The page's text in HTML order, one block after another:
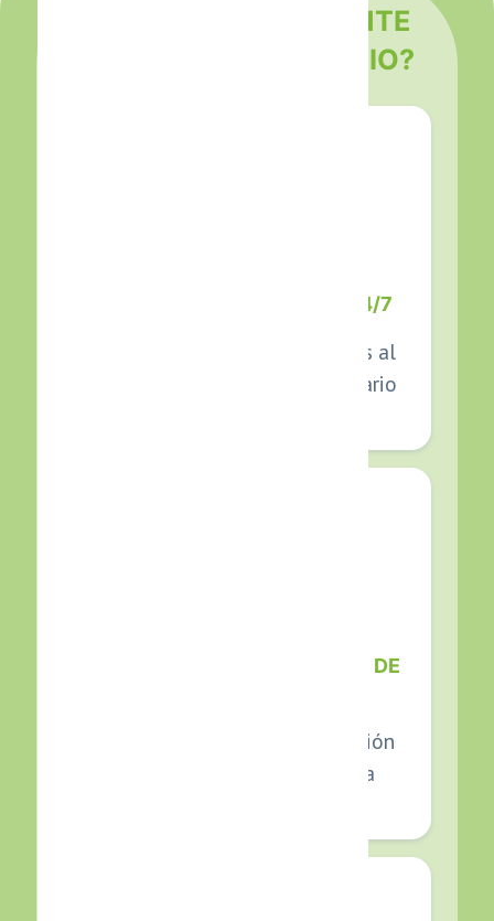
¿QUÉ HACE UN AGENTE
DE IA POR TU NEGOCIO?
ATENCIÓN AUTOMÁTICA 24/7
Responde a todos tus clientes al
instante, incluso fuera de horario
CALIFICACIÓN INTELIGENTE DE
Identifica clientes con intención
real de compra y los prioriza